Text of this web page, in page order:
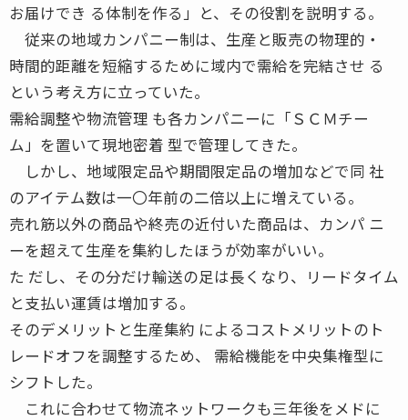
お届けでき る体制を作る」と、その役割を説明する。
従来の地域カンパニー制は、生産と販売の物理的・
時間的距離を短縮するために域内で需給を完結させ る
という考え方に立っていた。
需給調整や物流管理 も各カンパニーに「ＳＣＭチー
ム」を置いて現地密着 型で管理してきた。
しかし、地域限定品や期間限定品の増加などで同 社
のアイテム数は一〇年前の二倍以上に増えている。
売れ筋以外の商品や終売の近付いた商品は、カンパ ニ
ーを超えて生産を集約したほうが効率がいい。
た だし、その分だけ輸送の足は長くなり、リードタイム
と支払い運賃は増加する。
そのデメリットと生産集約 によるコストメリットのト
レードオフを調整するため、 需給機能を中央集権型に
シフトした。
これに合わせて物流ネットワークも三年後をメドに